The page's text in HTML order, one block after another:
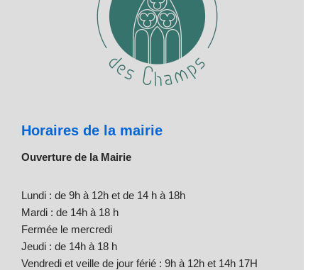
Horaires de la mairie
Ouverture de la Mairie
Lundi : de 9h à 12h et de 14 h à 18h
Mardi : de 14h à 18 h
Fermée le mercredi
Jeudi : de 14h à 18 h
Vendredi et veille de jour férié : 9h à 12h et 14h 17H